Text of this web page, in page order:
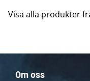
Visa alla produkter
Om oss